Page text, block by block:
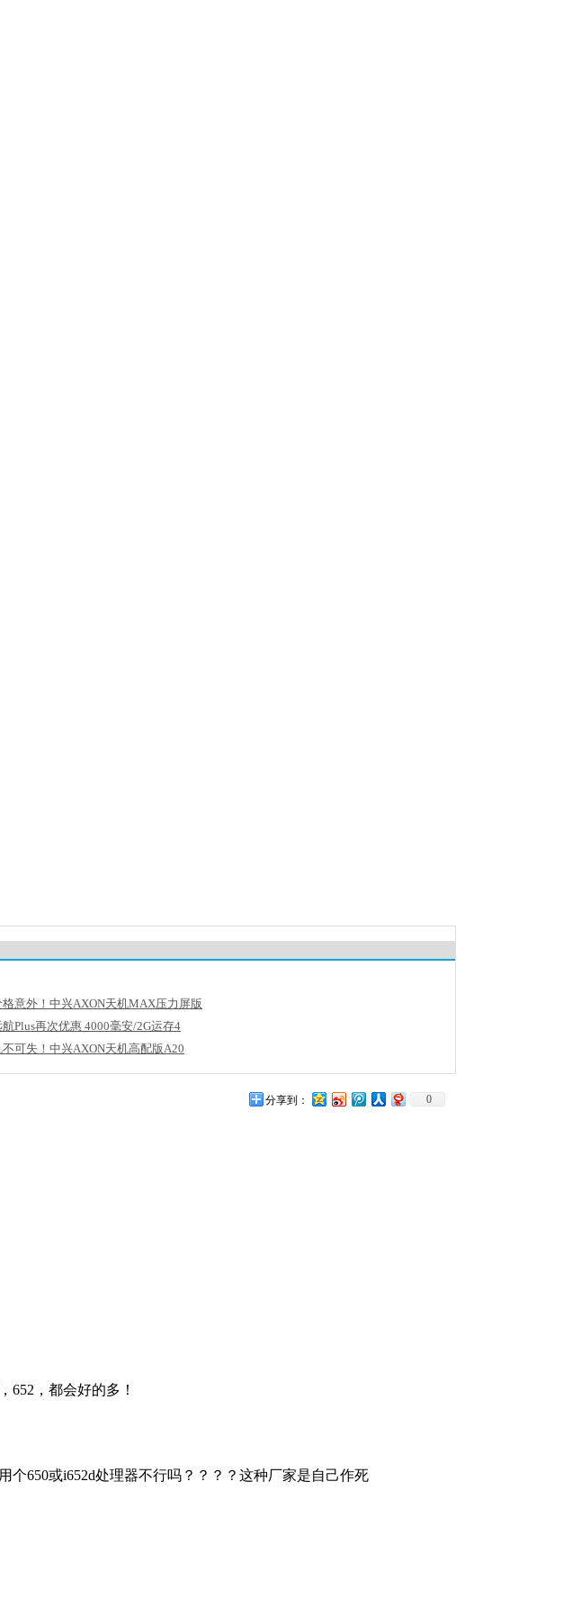
格意外！中兴AXON天机MAX压力屏版
航Plus再次优惠 4000毫安/2G运存4
不可失！中兴AXON天机高配版A20
分享到： 0
652，都会好的多！
650或i652d处理器不行吗？？？？这种厂家是自己作死